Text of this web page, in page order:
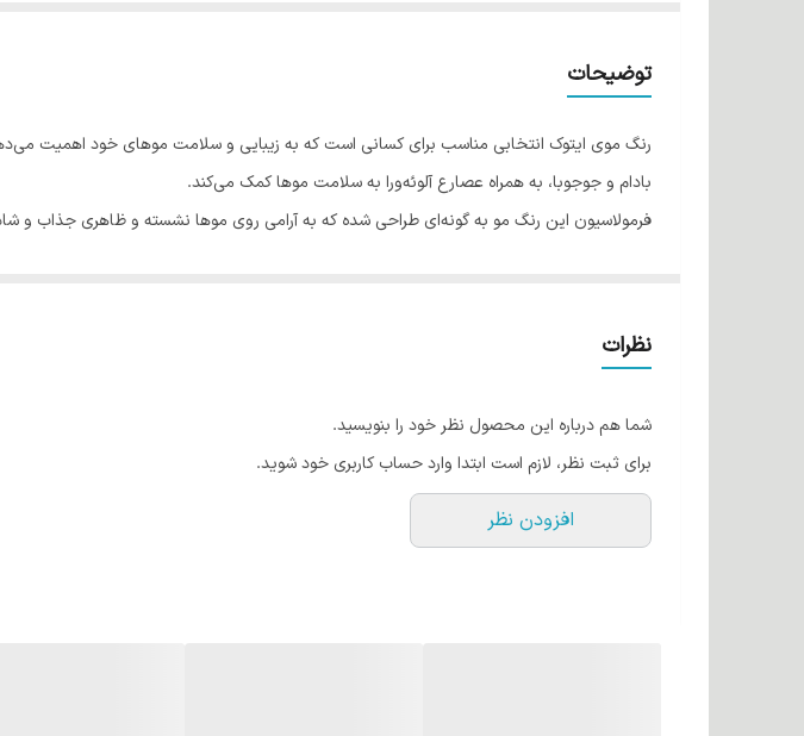
توضیحات
رنگ موی ایتوک انتخابی مناسب برای کسانی است که به زیبایی و سلامت موهای خود اهمیت
بادام و جوجوبا، به همراه عصارع آلوئه‌ورا به سلامت موها کمک می‌کند.
فرمولاسیون این رنگ مو به گونه‌ای طراحی شده که به آرامی روی موها نشسته و ظاهری جذاب و
به ارمغان می‌آورد.
روغن زیتون به عنوان یک نرم‌کننده قوی عمل می‌کند و باعث حفظ رطوبت و درخشندگی
روغن بادام به کاهش ریزش مو و تقویت ریشه موها کمک می‌کند و به موها حجمی طبیعی و
روغن جوجوبا مانند یک مرطوب کننده طبیعی عمل می‌کند و به متعادل کردن چربی پوست
نظرات
شما هم درباره این محصول نظر خود را بنویسید.
برای ثبت نظر، لازم است ابتدا وارد حساب کاربری خود شوید.
افزودن نظر